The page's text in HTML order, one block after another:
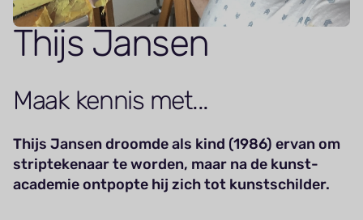
Thijs Jansen
Maak kennis met...
Thijs Jansen droomde als kind (1986) ervan om
striptekenaar te worden, maar na de kunst-
academie ontpopte hij zich tot kunstschilder.